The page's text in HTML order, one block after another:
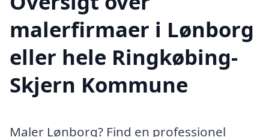
malerfirmaer i Lønborg
eller hele Ringkøbing-
Skjern Kommune
Maler Lønborg? Find en professionel